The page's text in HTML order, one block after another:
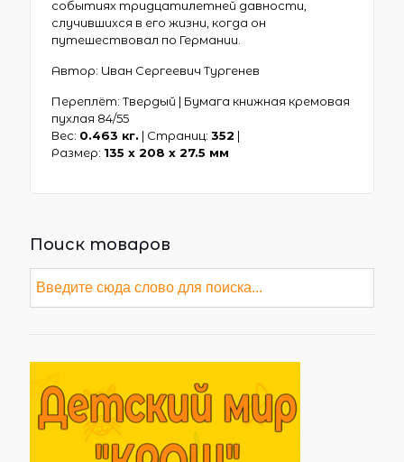
событиях тридцатилетней давности,
случившихся в его жизни, когда он
путешествовал по Германии.
Автор: Иван Сергеевич Тургенев
Переплёт: Твердый | Бумага книжная кремовая
пухлая 84/55
Вес: 0.463 кг. | Страниц:352 |
Размер: 135 х 208 x 27.5 мм
Поиск товаров